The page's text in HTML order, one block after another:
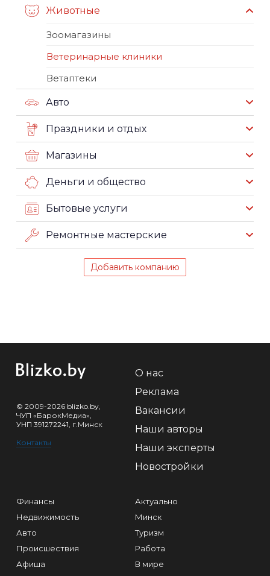
Животные
Зоомагазины
Ветеринарные клиники
Ветаптеки
Авто
Праздники и отдых
Магазины
Деньги и общество
Бытовые услуги
Ремонтные мастерские
Добавить компанию
© 2009-2026 blizko.by,
ЧУП «БарокМедиа»,
УНП 391272241, г.Минск
Контакты
О нас
Реклама
Вакансии
Наши авторы
Наши эксперты
Новостройки
Финансы
Недвижимость
Авто
Происшествия
Афиша
Актуально
Минск
Туризм
Работа
В мире